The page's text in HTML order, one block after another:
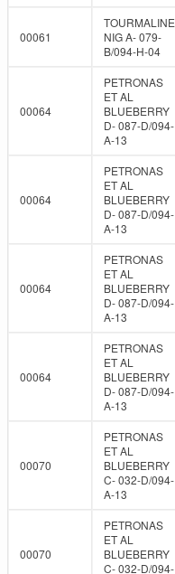
00061
TOURMALINE
NIG A- 079-
B/094-H-04
00064
PETRONAS
ET AL
BLUEBERRY
D- 087-D/094-
A-13
00064
PETRONAS
ET AL
BLUEBERRY
D- 087-D/094-
A-13
00064
PETRONAS
ET AL
BLUEBERRY
D- 087-D/094-
A-13
00064
PETRONAS
ET AL
BLUEBERRY
D- 087-D/094-
A-13
00070
PETRONAS
ET AL
BLUEBERRY
C- 032-D/094-
A-13
00070
PETRONAS
ET AL
BLUEBERRY
C- 032-D/094-